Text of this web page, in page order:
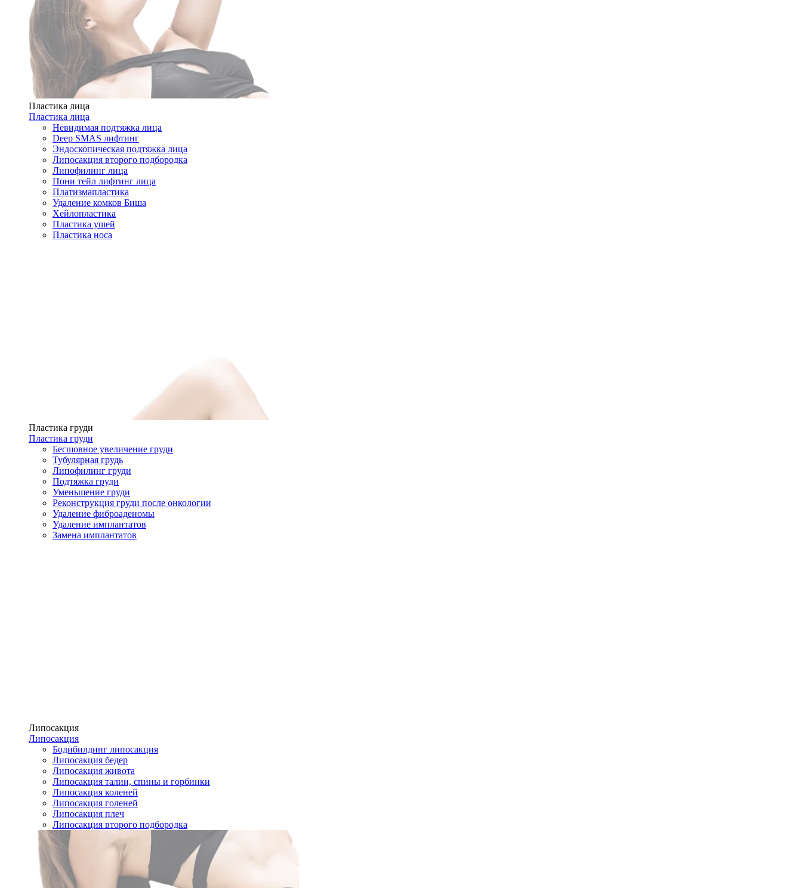
Пластика лица
Пластика лица
Невидимая подтяжка лица
Deep SMAS лифтинг
Эндоскопическая подтяжка лица
Липосакция второго подбородка
Липофилинг лица
Пони тейл лифтинг лица
Платизмапластика
Удаление комков Биша
Хейлопластика
Пластика ушей
Пластика носа
Пластика груди
Пластика груди
Бесшовное увеличение груди
Тубулярная грудь
Липофилинг груди
Подтяжка груди
Уменьшение груди
Реконструкция груди после онкологии
Удаление фиброаденомы
Удаление имплантатов
Замена имплантатов
Липосакция
Липосакция
Бодибилдинг липосакция
Липосакция бедер
Липосакция живота
Липосакция талии, спины и горбинки
Липосакция коленей
Липосакция голеней
Липосакция плеч
Липосакция второго подбородка